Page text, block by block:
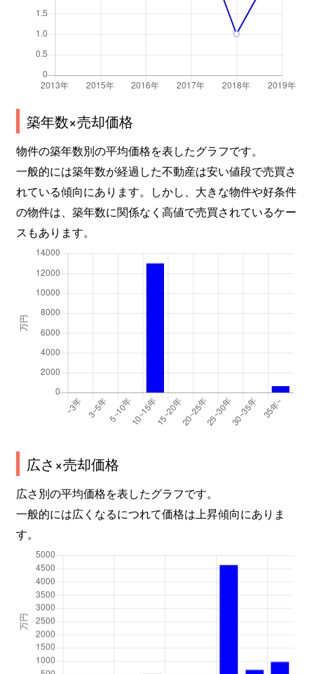
築年数×売却価格
物件の築年数別の平均価格を表したグラフです。
一般的には築年数が経過した不動産は安い値段で売買さ
れている傾向にあります。しかし、大きな物件や好条件
の物件は、築年数に関係なく高値で売買されているケー
スもあります。
広さ×売却価格
広さ別の平均価格を表したグラフです。
一般的には広くなるにつれて価格は上昇傾向にありま
す。